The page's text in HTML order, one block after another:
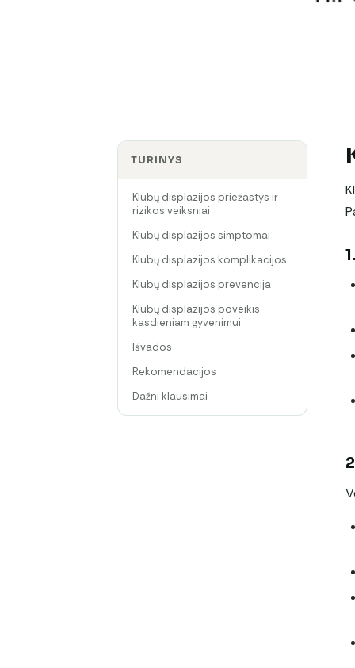
TURINYS
Klubų displazijos priežastys ir
rizikos veiksniai
Klubų displazijos simptomai
Klubų displazijos komplikacijos
Klubų displazijos prevencija
Klubų displazijos poveikis
kasdieniam gyvenimui
Išvados
Rekomendacijos
Dažni klausimai